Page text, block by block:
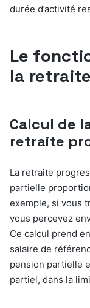
durée d’activité
Le
la
Calcul de
retraite
La retraite
partielle
exemple, si vous
vous percevez
Ce calcul prend
salaire de
pension partielle
partiel, dans la